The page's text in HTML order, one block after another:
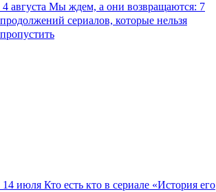
4 августа Мы ждем, а они возвращаются: 7
продолжений сериалов, которые нельзя
пропустить
14 июля Кто есть кто в сериале «История его